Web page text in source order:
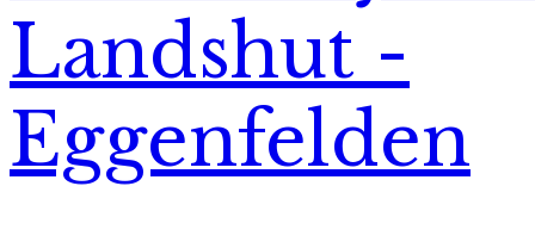
Landshut -
Eggenfelden